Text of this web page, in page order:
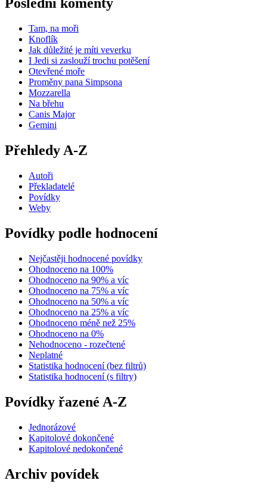
Poslední komenty
Tam, na moři
Knoflík
Jak důležité je míti veverku
I Jedi si zaslouží trochu potěšení
Otevřené moře
Proměny pana Simpsona
Mozzarella
Na břehu
Canis Major
Gemini
Přehledy A-Z
Autoři
Překladatelé
Povídky
Weby
Povídky podle hodnocení
Nejčastěji hodnocené povídky
Ohodnoceno na 100%
Ohodnoceno na 90% a víc
Ohodnoceno na 75% a víc
Ohodnoceno na 50% a víc
Ohodnoceno na 25% a víc
Ohodnoceno méně než 25%
Ohodnoceno na 0%
Nehodnoceno - rozečtené
Neplatné
Statistika hodnocení (bez filtrů)
Statistika hodnocení (s filtry)
Povídky řazené A-Z
Jednorázové
Kapitolové dokončené
Kapitolové nedokončené
Archiv povídek